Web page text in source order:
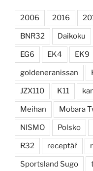
2006 2016
BNR32 Daikoku
EG6 EK4 EK9
goldeneranissan
JZX110 K11
Meihan Mobara
NISMO Polsko
R32 receptář
Sportsland Sugo